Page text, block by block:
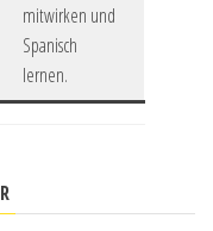
mitwirken und
Spanisch
lernen.